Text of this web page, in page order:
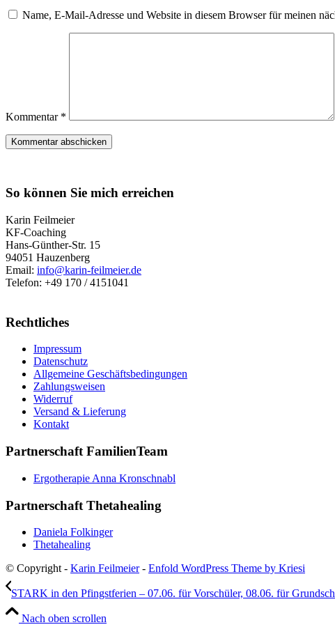
Name, E-Mail-Adresse und Website in diesem Browser für meinen
Kommentar *
So können Sie mich erreichen
Karin Feilmeier
KF-Coaching
Hans-Günther-Str. 15
94051 Hauzenberg
Email: info@karin-feilmeier.de
Telefon: +49 170 / 4151041
Rechtliches
Impressum
Datenschutz
Allgemeine Geschäftsbedingungen
Zahlungsweisen
Widerruf
Versand & Lieferung
Kontakt
Partnerschaft FamilienTeam
Ergotherapie Anna Kronschnabl
Partnerschaft Thetahealing
Daniela Folkinger
Thetahealing
© Copyright - Karin Feilmeier- Enfold WordPress Theme by Kriesi
STARK in den Pfingstferien – 07.06. für Vorschüler, 08.06. für
Nach oben scrollen